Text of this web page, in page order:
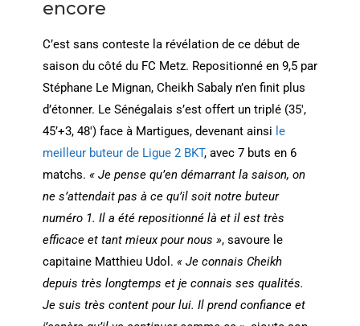
encore
C’est sans conteste la révélation de ce début de
saison du côté du FC Metz. Repositionné en 9,5 par
Stéphane Le Mignan, Cheikh Sabaly n’en finit plus
d’étonner. Le Sénégalais s’est offert un triplé (35′,
45’+3, 48′) face à Martigues, devenant ainsi le
meilleur buteur de Ligue 2 BKT, avec 7 buts en 6
matchs. « Je pense qu’en démarrant la saison, on
ne s’attendait pas à ce qu’il soit notre buteur
numéro 1. Il a été repositionné là et il est très
efficace et tant mieux pour nous », savoure le
capitaine Matthieu Udol. « Je connais Cheikh
depuis très longtemps et je connais ses qualités.
Je suis très content pour lui. Il prend confiance et